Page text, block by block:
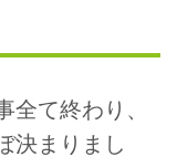
全て終わり、
決まりまし